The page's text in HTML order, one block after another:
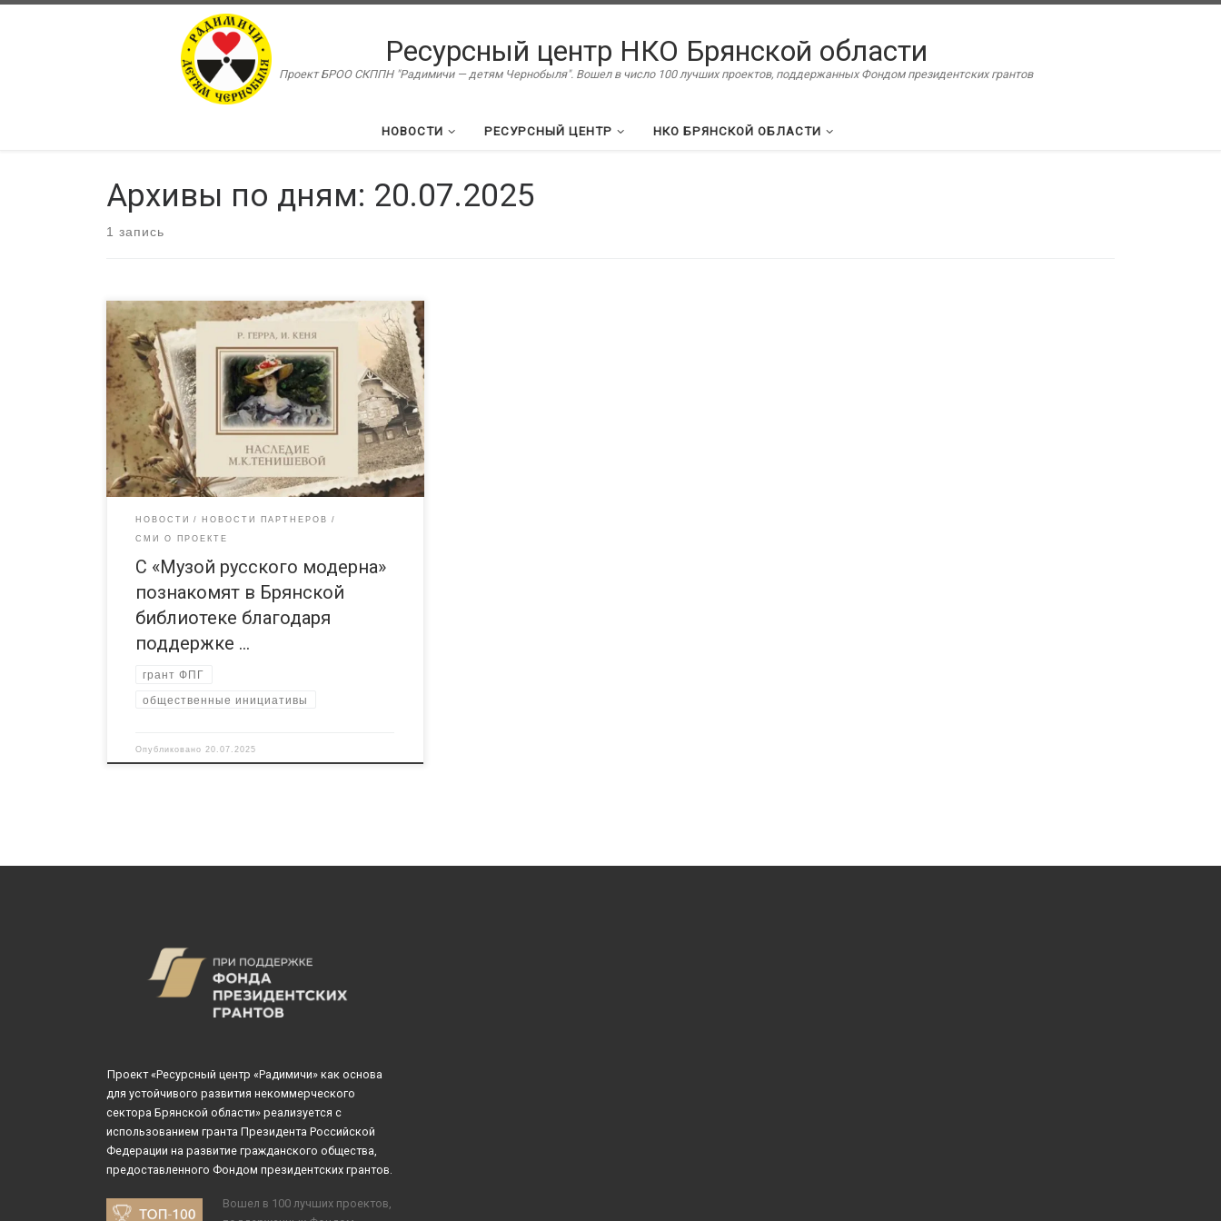
Ресурсный центр НКО Брянской области
Проект БРОО СКППН "Радимичи — детям Чернобыля". Вошел в число 100 лучших проектов, поддержанных Фондом президентских грантов
НОВОСТИ РЕСУРСНЫЙ ЦЕНТР НКО БРЯНСКОЙ ОБЛАСТИ
Архивы по дням: 20.07.2025
1 запись
В брянской детской библиотеке №8 имени М.К.
Тенишевой 29 июля будет открыто
экспозиционное пространство под названием
«Муза русского модерна». Это пространство
посвящено жизни и деятельности выдающейся
русской княгини, мецената, коллекционера и
общественной деятельницы Марии Тенишевой, как
сообщается в группе библиотеки в социальной
сети «ВКонтакте». Открытие экспозиционного
пространства поддержано РЦ «Радимичи» […]
НОВОСТИ НОВОСТИ ПАРТНЕРОВ
СМИ О ПРОЕКТЕ
С «Музой русского модерна»
познакомят в Брянской
библиотеке благодаря
поддержке …
грант ФПГ
общественные инициативы
Опубликовано 20.07.2025
Проект «Ресурсный центр «Радимичи» как основа
для устойчивого развития некоммерческого
сектора Брянской области» реализуется с
использованием гранта Президента Российской
Федерации на развитие гражданского общества,
предоставленного Фондом президентских грантов.
Вошел в 100 лучших проектов,